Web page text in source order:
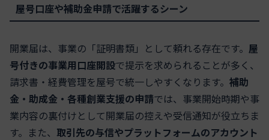
屋号口座や補助金申請で活躍するシーン
開業届は、事業の「証明書類」として頼れる存在です。 屋
号付きの事業用口座開設で提示を求められることが多く、
請求書・経費管理を屋号で統一しやすくなります。 補助
金・助成金・各種創業支援の申請では、事業開始時期や事
業内容の裏付けとして開業届の控えや受信通知が役立ちま
す。また、 取引先の与信やプラットフォームのアカウント